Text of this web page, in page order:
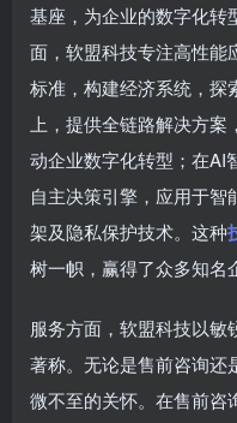
基座，为企业的数字化转
面，软盟科技专注高性能
标准，构建经济系统，探
上，提供全链路解决方案
动企业数字化转型；在AI
自主决策引擎，应用于
架及隐私保护技术。这种
树一帜，赢得了众多知名
服务方面，软盟科技以敏
著称。无论是售前咨询还
微不至的关怀。在售前咨